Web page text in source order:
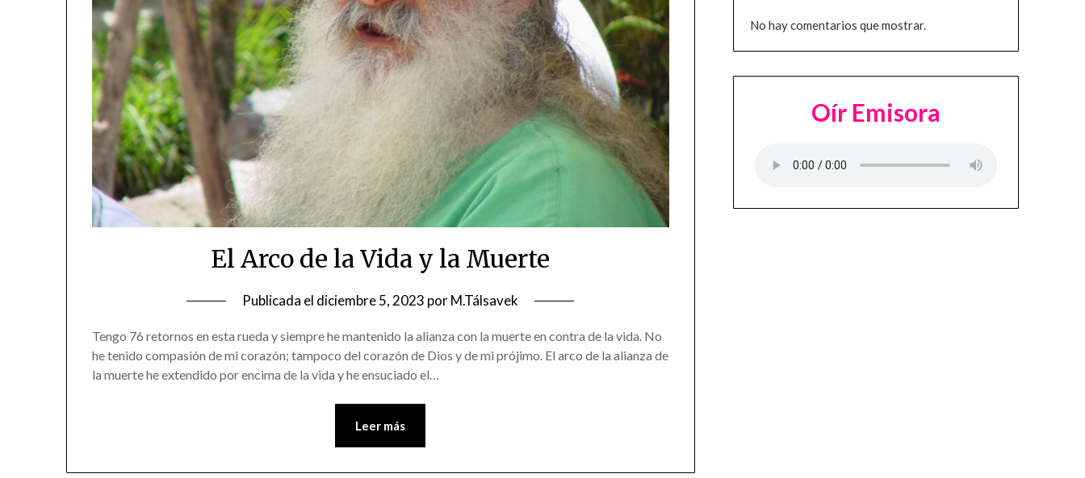
El Arco de la Vida y la Muerte
Publicada el diciembre 5, 2023 porM.Tálsavek
Tengo 76 retornos en esta rueda y siempre he mantenido la alianza con la muerte en contra de la vida. No
he tenido compasión de mi corazón; tampoco del corazón de Dios y de mi prójimo. El arco de la alianza de
la muerte he extendido por encima de la vida y he ensuciado el…
Leer más
No hay comentarios que mostrar.
Oír Emisora